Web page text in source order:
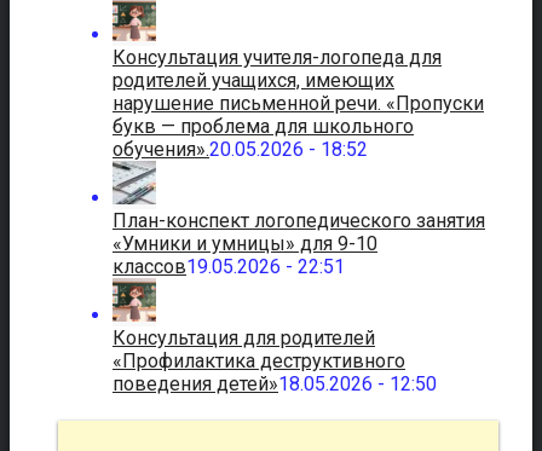
Консультация учителя-логопеда для
родителей учащихся, имеющих
нарушение письменной речи. «Пропуски
букв — проблема для школьного
обучения».20.05.2026 - 18:52
План-конспект логопедического занятия
«Умники и умницы» для 9-10
классов19.05.2026 - 22:51
Консультация для родителей
«Профилактика деструктивного
поведения детей»18.05.2026 - 12:50